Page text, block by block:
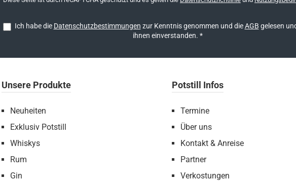
Ich habe die Datenschutzbestimmungen zur Kenntnis genommen und dieAGB gelesen
ihnen einverstanden. *
Unsere Produkte
Neuheiten
Exklusiv Potstill
Whiskys
Rum
Gin
Potstill Infos
Termine
Über uns
Kontakt & Anreise
Partner
Verkostungen